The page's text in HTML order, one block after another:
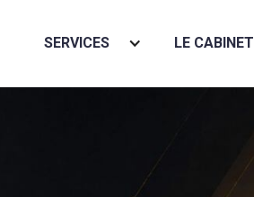
SERVICES LE CABINET